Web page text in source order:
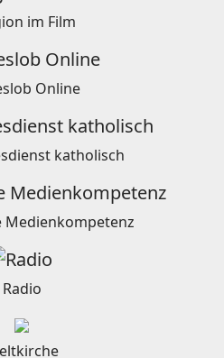
im Film
Online
katholisch
Medienkompetenz
Radio